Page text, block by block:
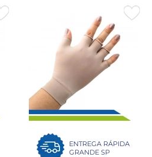
ENTREGA RÁPIDA
GRANDE SP